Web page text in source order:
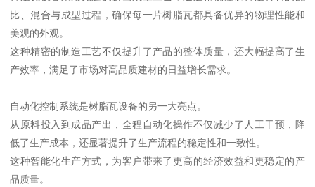
比、混合与成型过程，确保每一片树脂瓦都具备优异的物理性能和
美观的外观。
这种精密的制造工艺不仅提升了产品的整体质量，还大幅提高了生
产效率，满足了市场对高品质建材的日益增长需求。
自动化控制系统是树脂瓦设备的另一大亮点。
从原料投入到成品产出，全程自动化操作不仅减少了人工干预，降
低了生产成本，还显著提升了生产流程的稳定性和一致性。
这种智能化生产方式，为客户带来了更高的经济效益和更稳定的产
品质量。